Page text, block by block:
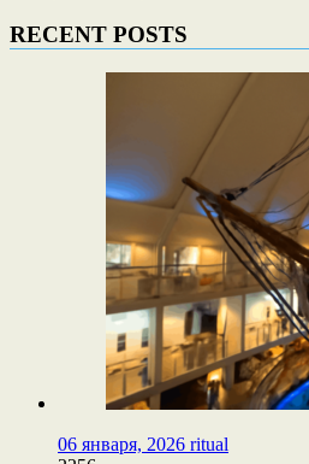
RECENT POSTS
06 января, 2026 ritual